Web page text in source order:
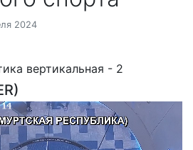
2024
вертикальная - 2